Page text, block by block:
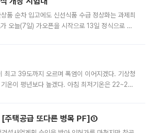
품 순차 입고에도 신선식품 수급 정상화는 과제최
오늘(7일) 가오픈을 시작으로 13일 정식으로 재
최고 39도까지 오르며 폭염이 이어지겠다. 기상청
온이 평년보다 높겠다. 아침 최저기온은 22~27
[주택공급 또다른 병목 PF]①